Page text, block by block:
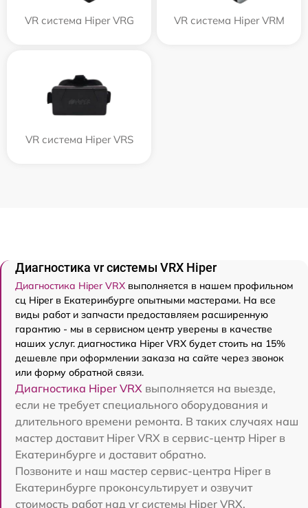
VR система Hiper VRG VR система Hiper VRM
VR система Hiper VRS
Диагностика vr системы VRX Hiper
Диагностика Hiper VRX выполняется в нашем профильном
сц Hiper в Екатеринбурге опытными мастерами. На все
виды работ и запчасти предоставляем расширенную
гарантию - мы в сервисном центр уверены в качестве
наших услуг. диагностика Hiper VRX будет стоить на 15%
дешевле при оформлении заказа на сайте через звонок
или форму обратной связи.
Диагностика Hiper VRX выполняется на выезде,
если не требует специального оборудования и
длительного времени ремонта. В таких случаях наш
мастер доставит Hiper VRX в сервис-центр Hiper в
Екатеринбурге и доставит обратно.
Позвоните и наш мастер сервис-центра Hiper в
Екатеринбурге проконсультирует и озвучит
стоимость работ над vr системы Hiper VRX.